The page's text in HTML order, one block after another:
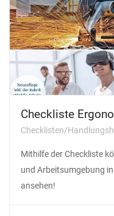
Checkliste
Checklisten/
Mithilfe der Checkliste
und Arbeitsumgebung
ansehen!